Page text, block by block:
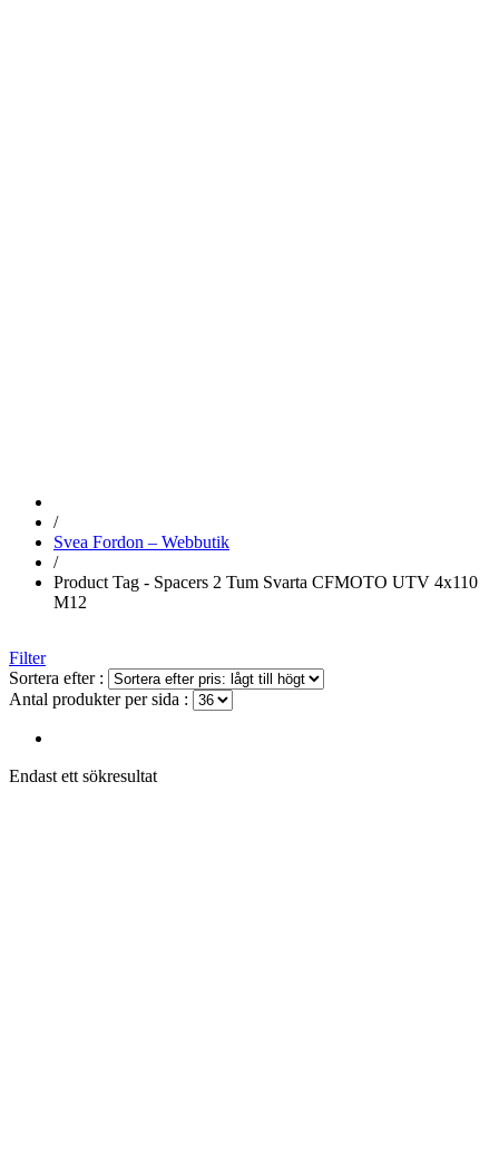
/
Svea Fordon – Webbutik
/
Product Tag - Spacers 2 Tum Svarta CFMOTO UTV 4x110
M12
Filter
Sortera efter :
Antal produkter per sida :
Endast ett sökresultat